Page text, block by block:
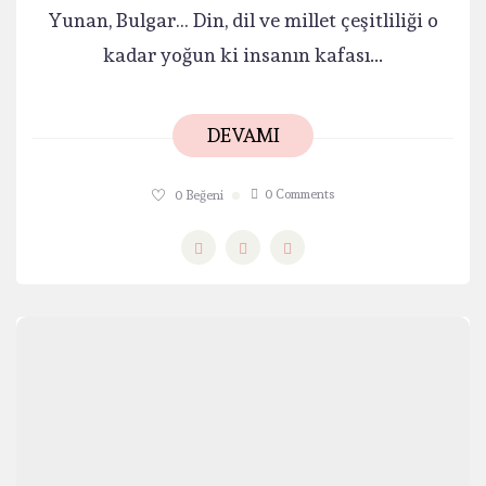
Yunan, Bulgar… Din, dil ve millet çeşitliliği o
kadar yoğun ki insanın kafası...
DEVAMI
0 Beğeni 0 Comments